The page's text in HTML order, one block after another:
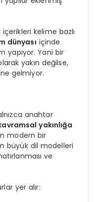
kelime bazlı
dünyası içinde
yapıyor. Yani bir
yakın değilse,
gelmiyor.
anahtar
yakınlığa
modern bir
büyük dil modelleri
ve
yer alır: